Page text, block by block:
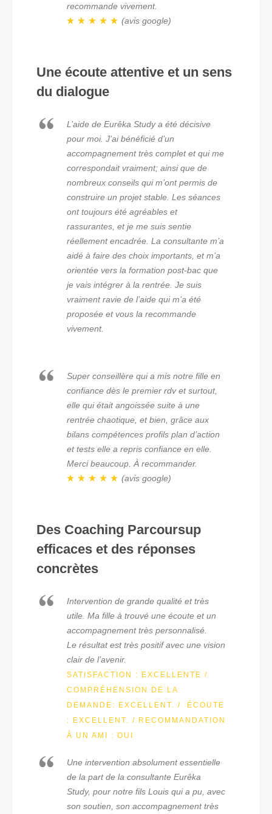
recommande vivement.
(avis google)
Une écoute attentive et un sens
du dialogue
L’aide de Eurêka Study a été décisive
pour moi. J’ai bénéficié d’un
accompagnement très complet et qui me
correspondait vraiment; ainsi que de
nombreux conseils qui m’ont permis de
construire un projet stable. Les séances
ont toujours été agréables et
rassurantes, et je me suis sentie
réellement encadrée. La consultante m’a
aidé à faire des choix importants, et m’a
orientée vers la formation post-bac que
je vais intégrer à la rentrée. Je suis
vraiment ravie de l’aide qui m’a été
proposée et vous la recommande
vivement.
Super conseillère qui a mis notre fille en
confiance dès le premier rdv et surtout,
elle qui était angoissée suite à une
rentrée chaotique, et bien, grâce aux
bilans compétences profils plan d’action
et tests elle a repris confiance en elle.
Merci beaucoup. À recommander.
(avis google)
Des Coaching Parcoursup
efficaces et des réponses
concrètes
Intervention de grande qualité et très
utile. Ma fille à trouvé une écoute et un
accompagnement très personnalisé.
Le résultat est très positif avec une vision
clair de l’avenir.
SATISFACTION : EXCELLENTE /
COMPRÉHENSION DE LA
DEMANDE: EXCELLENT. / ÉCOUTE
: EXCELLENT. / RECOMMANDATION
À UN AMI : OUI
Une intervention absolument essentielle
de la part de la consultante Eurêka
Study, pour notre fils Louis qui a pu, avec
son soutien, son accompagnement très